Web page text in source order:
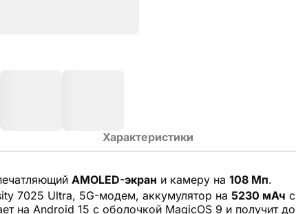
Характеристики
AMOLED-экран и камеру на 108 Мп.
7025 Ultra, 5G-модем, аккумулятор на 5230 мАч с
на Android 15 с оболочкой MagicOS 9 и получит до